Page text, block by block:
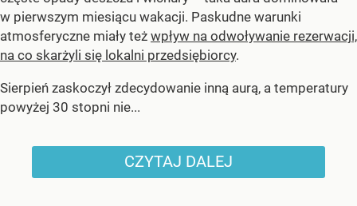
w pierwszym miesiącu wakacji. Paskudne warunki
atmosferyczne miały też wpływ na odwoływanie rezerwacji,
na co skarżyli się lokalni przedsiębiorcy.
Sierpień zaskoczył zdecydowanie inną aurą, a temperatury
powyżej 30 stopni nie...
CZYTAJ DALEJ